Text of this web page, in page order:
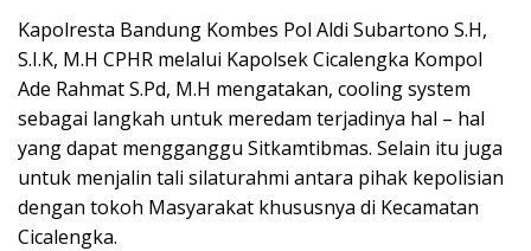
Kapolresta Bandung Kombes Pol Aldi Subartono S.H,
S.I.K, M.H CPHR melalui Kapolsek Cicalengka Kompol
Ade Rahmat S.Pd, M.H mengatakan, cooling system
sebagai langkah untuk meredam terjadinya hal – hal
yang dapat mengganggu Sitkamtibmas. Selain itu juga
untuk menjalin tali silaturahmi antara pihak kepolisian
dengan tokoh Masyarakat khususnya di Kecamatan
Cicalengka.